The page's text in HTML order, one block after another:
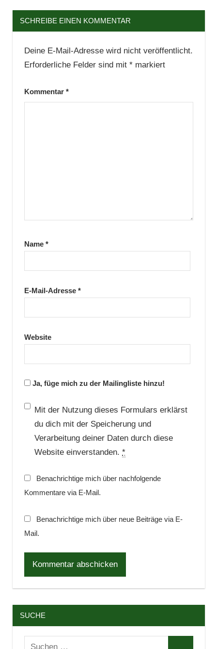
SCHREIBE EINEN KOMMENTAR
Deine E-Mail-Adresse wird nicht veröffentlicht.
Erforderliche Felder sind mit *markiert
Kommentar *
Name *
E-Mail-Adresse *
Website
Ja, füge mich zu der Mailingliste hinzu!
Mit der Nutzung dieses Formulars erklärst
du dich mit der Speicherung und
Verarbeitung deiner Daten durch diese
Website einverstanden. *
Benachrichtige mich über nachfolgende
Kommentare via E-Mail.
Benachrichtige mich über neue Beiträge via E-
Mail.
SUCHE
Suchen